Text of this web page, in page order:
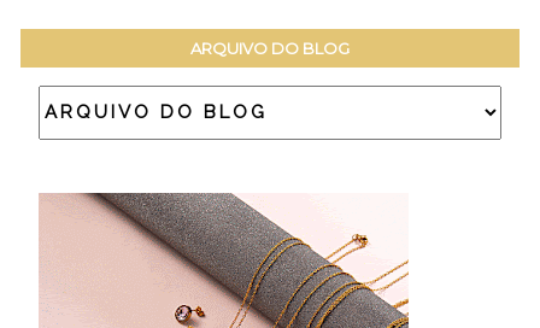
ARQUIVO DO BLOG